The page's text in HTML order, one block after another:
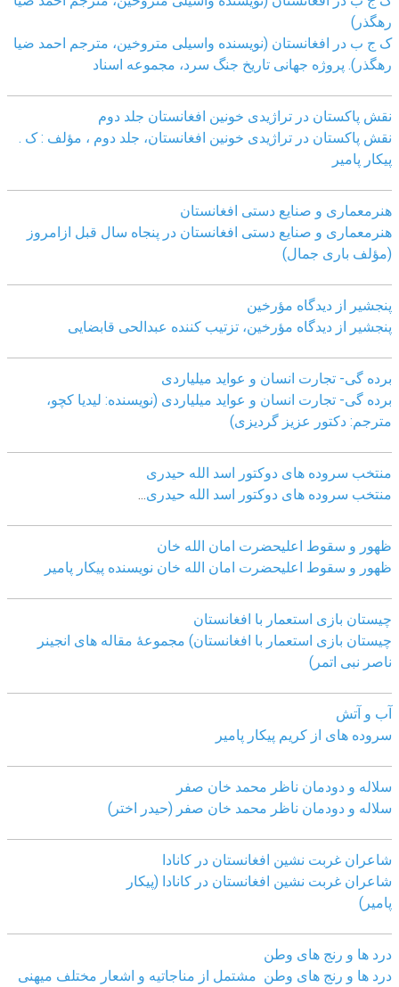
رهگذر)
ک ج ب در افغانستان (نویسنده واسیلی متروخین، مترجم احمد ضیا
رهگذر). پروژه جهانی تاریخ جنگ سرد، مجموعه اسناد
نقش پاکستان در تراژیدی خونین افغانستان جلد دوم
نقش پاکستان در تراژیدی خونین افغانستان، جلد دوم ، مؤلف : ک .
پیکار پامیر
هنرمعماری و صنایع دستی افغانستان
هنرمعماری و صنایع دستی افغانستان در پنجاه سال قبل ازامروز
(مؤلف باری جمال)
پنجشیر از دیدگاه مؤرخین
پنجشیر از دیدگاه مؤرخین، تزتیب کننده عبدالحی قابضايی
برده گی- تجارت انسان و عواید میلیاردی
برده گی- تجارت انسان و عواید میلیاردی (نویسنده: لیدیا کچو،
مترجم: دکتور عزیز گردیزی)
منتخب سروده های دوکتور اسد الله حیدری
منتخب سروده های دوکتور اسد الله حیدری
ظهور و سقوط اعلیحضرت امان الله خان
ظهور و سقوط اعلیحضرت امان الله خان نویسنده پیکار پامیر
چیستان بازی استعمار با افغانستان
چیستان بازی استعمار با افغانستان) مجموعۀ مقاله های انجینر
ناصر نبی اتمر)
آب و آتش
سروده های از کریم پیکار پامیر
سلاله و دودمان ناظر محمد خان صفر
سلاله و دودمان ناظر محمد خان صفر (حیدر اختر)
شاعران غربت نشین افغانستان در کانادا
شاعران غربت نشین افغانستان در کانادا (پیکار
پامیر)
درد ها و رنج های وطن
درد ها و رنج های وطن مشتمل از مناجاتیه و اشعار مختلف میهنی